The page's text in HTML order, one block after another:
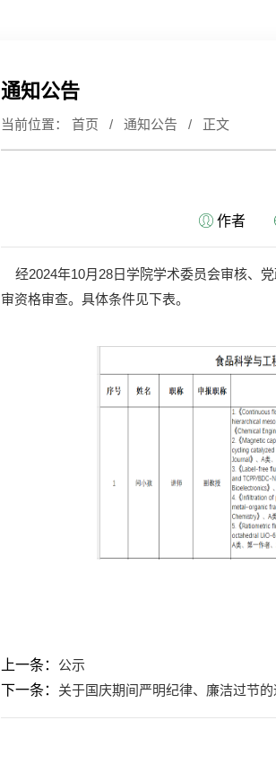
通知公告
当前位置： 首页 / 通知公告 / 正文
作者
经2024年10月28日学院学术委员会审核、
审资格审查。具体条件见下表。
食品科学与
2024年10
上一条： 公示
下一条： 关于国庆期间严明纪律、廉洁过节的